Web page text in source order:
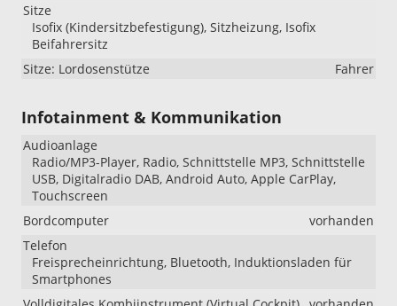
Sitze
Isofix (Kindersitzbefestigung), Sitzheizung, Isofix
Beifahrersitz
Sitze: Lordosenstütze
Fahrer
Infotainment & Kommunikation
Audioanlage
Radio/MP3-Player, Radio, Schnittstelle MP3, Schnittstelle
USB, Digitalradio DAB, Android Auto, Apple CarPlay,
Touchscreen
Bordcomputer
vorhanden
Telefon
Freisprecheinrichtung, Bluetooth, Induktionsladen für
Smartphones